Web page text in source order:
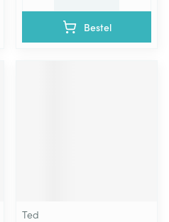
Bestel
Ted